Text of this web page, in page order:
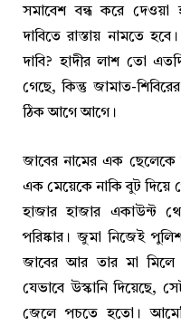
সমাবেশ বন্ধ করে দেওয়া
দাবিতে রাস্তায় নামতে
দাবি? হাদীর লাশ তো
গেছে, কিন্তু জামাত-
ঠিক আগে আগে।
জাবের নামের এক ছেলেকে
এক মেয়েকে নাকি বুট দিয়ে
হাজার হাজার একাউন্ট
পরিষ্কার। জুমা নিজেই
জাবের আর তার মা মিলে
যেভাবে উস্কানি দিয়েছে,
জেলে পচতে হতো।